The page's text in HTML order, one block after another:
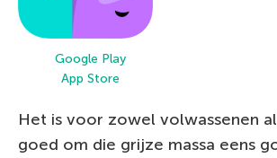
Google Play
App Store
Het is voor zowel volwassenen
goed om die grijze massa eens